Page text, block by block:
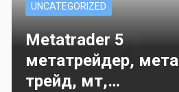
UNCATEGORIZED
Metatrader 5
метатрейдер, мета
трейд, мт,…